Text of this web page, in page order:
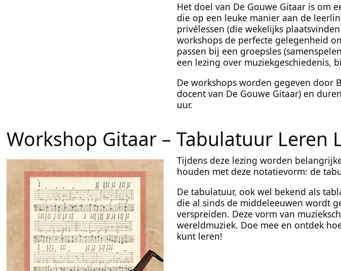
Het doel van De Gouwe Gitaar is om
die op een leuke manier aan de
privélessen (die wekelijks
workshops de perfecte gelegenheid
passen bij een groepsles
een lezing over muziekgeschiedenis,
De workshops worden gegeven door
docent van De Gouwe Gitaar) en
uur.
Workshop Gitaar – Tabulatuur Leren
Tijdens deze lezing worden
houden met deze notatievorm: de
De tabulatuur, ook wel bekend als
die al sinds de middeleeuwen wordt
verspreiden. Deze vorm van
wereldmuziek. Doe mee en ontdek
kunt leren!